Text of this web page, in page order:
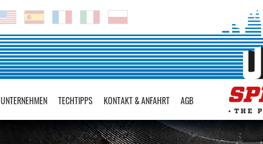
UNTERNEHMEN TECHTIPPS KONTAKT & ANFAHRT AGB